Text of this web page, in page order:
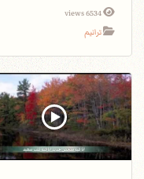
6534 views
ترانيم